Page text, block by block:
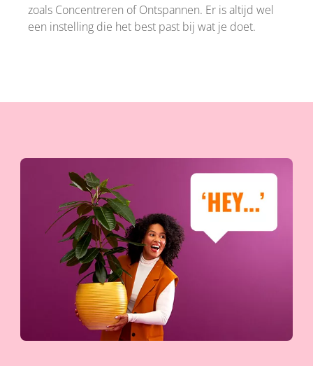
zoals Concentreren of Ontspannen. Er is altijd wel
een instelling die het best past bij wat je doet.